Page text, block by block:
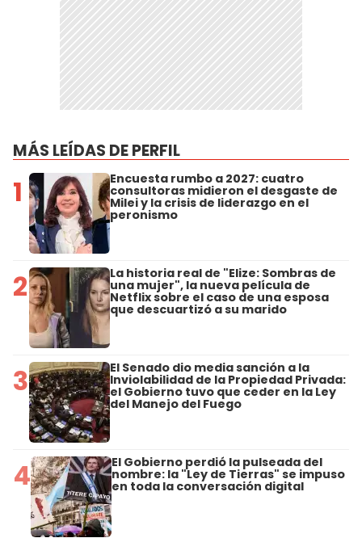
MÁS LEÍDAS DE PERFIL
1 Encuesta rumbo a 2027: cuatro
consultoras midieron el desgaste de
Milei y la crisis de liderazgo en el
peronismo
2 La historia real de "Elize: Sombras de
una mujer", la nueva película de
Netflix sobre el caso de una esposa
que descuartizó a su marido
3 El Senado dio media sanción a la
Inviolabilidad de la Propiedad Privada:
el Gobierno tuvo que ceder en la Ley
del Manejo del Fuego
4 El Gobierno perdió la pulseada del
nombre: la "Ley de Tierras" se impuso
en toda la conversación digital